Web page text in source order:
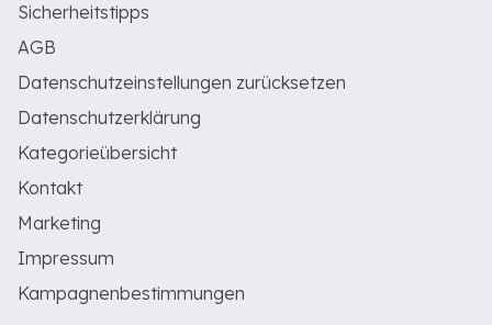
Sicherheitstipps
AGB
Datenschutzeinstellungen zurücksetzen
Datenschutzerklärung
Kategorieübersicht
Kontakt
Marketing
Impressum
Kampagnenbestimmungen